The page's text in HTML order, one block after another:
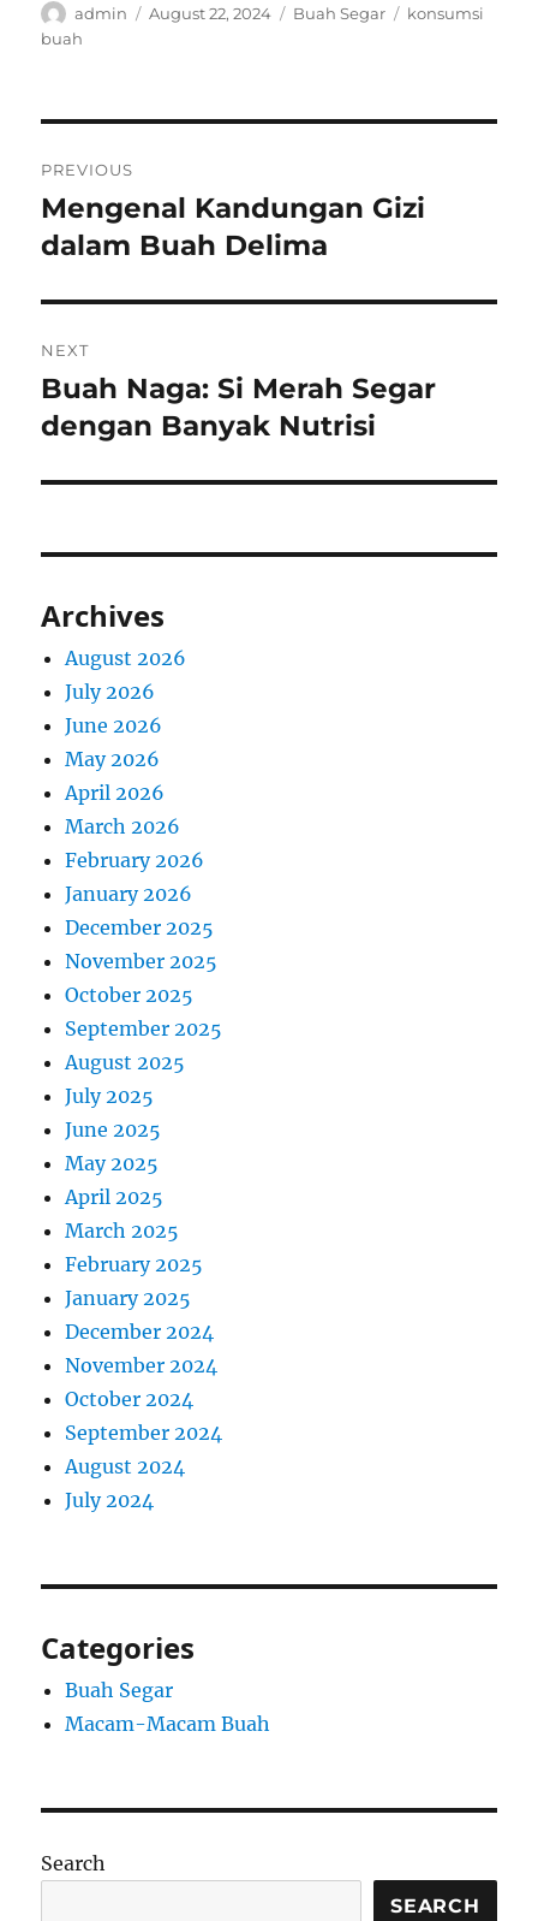
Author
admin
Posted
August 22, 2024 Categories
Buah Segar Tags
konsumsi
buah
navigation
PREVIOUS
Previous
post:
Mengenal Kandungan Gizi
dalam Buah Delima
NEXT
Next
post:
Buah Naga: Si Merah Segar
dengan Banyak Nutrisi
Archives
August 2026
July 2026
June 2026
May 2026
April 2026
March 2026
February 2026
January 2026
December 2025
November 2025
October 2025
September 2025
August 2025
July 2025
June 2025
May 2025
April 2025
March 2025
February 2025
January 2025
December 2024
November 2024
October 2024
September 2024
August 2024
July 2024
Categories
Buah Segar
Macam-Macam Buah
Search
SEARCH